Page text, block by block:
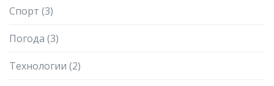
Спорт (3)
Погода (3)
Технологии (2)